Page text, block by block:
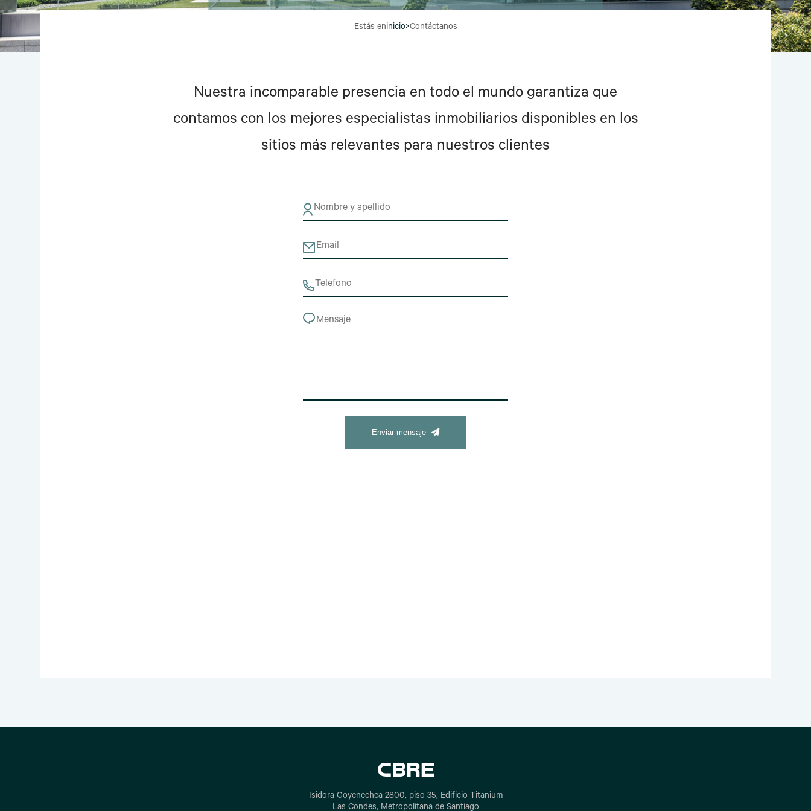
Estás eninicio>Contáctanos
Nuestra incomparable presencia en todo el mundo garantiza que
contamos con los mejores especialistas inmobiliarios disponibles en los
sitios más relevantes para nuestros clientes
Enviar mensaje
Isidora Goyenechea 2800, piso 35, Edificio Titanium
Las Condes, Metropolitana de Santiago